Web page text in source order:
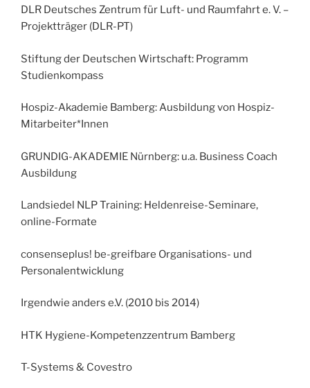
DLR Deutsches Zentrum für Luft- und Raumfahrt e. V. –
Projektträger (DLR-PT)
Stiftung der Deutschen Wirtschaft: Programm
Studienkompass
Hospiz-Akademie Bamberg: Ausbildung von Hospiz-
Mitarbeiter*Innen
GRUNDIG-AKADEMIE Nürnberg: u.a. Business Coach
Ausbildung
Landsiedel NLP Training: Heldenreise-Seminare,
online-Formate
consenseplus! be-greifbare Organisations- und
Personalentwicklung
Irgendwie anders e.V. (2010 bis 2014)
HTK Hygiene-Kompetenzzentrum Bamberg
T-Systems & Covestro